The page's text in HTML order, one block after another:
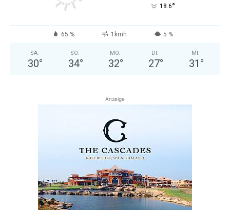
18.6°
65 % 1kmh 5 %
SA.
30°
SO.
34°
MO.
32°
DI.
27°
MI.
31 °
Anzeige